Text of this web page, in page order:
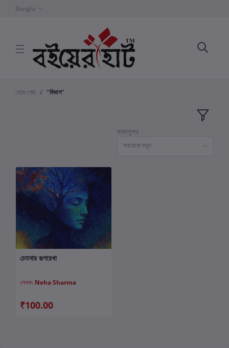
Bangla
হোম পেজ "বিভাগ"
ক্রমানুসার
সবথেকে নতুন
কার্টে যোগ করুন
চেতনার রূপরেখা
লেখক: Neha Sharma
₹100.00